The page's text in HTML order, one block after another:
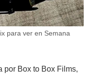
para ver en Semana
por Box to Box Films,